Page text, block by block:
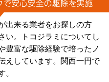
出来る業者をお探しの方
い。トコジラミについてし
豊富な駆除経験で培ったノ
えしています。関西一円で
。